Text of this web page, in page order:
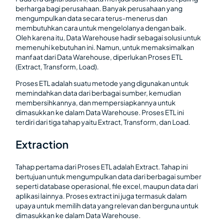
berharga bagi perusahaan. Banyak perusahaan yang
mengumpulkan data secara terus-menerus dan
membutuhkan cara untuk mengelolanya dengan baik.
Oleh karena itu, Data Warehouse hadir sebagai solusi untuk
memenuhi kebutuhan ini. Namun, untuk memaksimalkan
manfaat dari Data Warehouse, diperlukan Proses ETL
(Extract, Transform, Load).
Proses ETL adalah suatu metode yang digunakan untuk
memindahkan data dari berbagai sumber, kemudian
membersihkannya, dan mempersiapkannya untuk
dimasukkan ke dalam Data Warehouse. Proses ETL ini
terdiri dari tiga tahap yaitu Extract, Transform, dan Load.
Extraction
Tahap pertama dari Proses ETL adalah Extract. Tahap ini
bertujuan untuk mengumpulkan data dari berbagai sumber
seperti database operasional, file excel, maupun data dari
aplikasi lainnya. Proses extract ini juga termasuk dalam
upaya untuk memilih data yang relevan dan berguna untuk
dimasukkan ke dalam Data Warehouse.